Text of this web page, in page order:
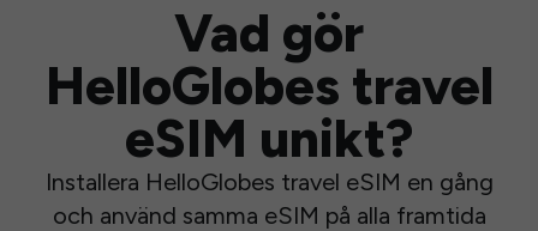
Vad gör
HelloGlobes travel
eSIM unikt?
Installera HelloGlobes travel eSIM en gång
och använd samma eSIM på alla framtida